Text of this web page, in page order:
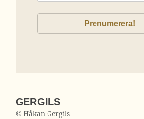
GERGILS
© Håkan Gergils